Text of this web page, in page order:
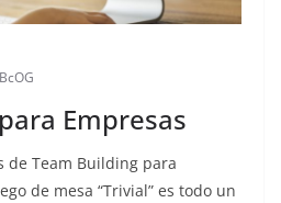
Empresas
de Team Building para
de mesa “Trivial” es todo un